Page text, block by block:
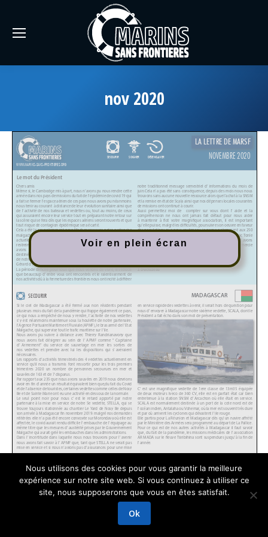
nov 2020
Voir en plein écran
GRAPHIKUP
Mentions légales
Nous utilisons des cookies pour vous garantir la meilleure
expérience sur notre site web. Si vous continuez à utiliser ce
site, nous supposerons que vous en êtes satisfait.
Ok